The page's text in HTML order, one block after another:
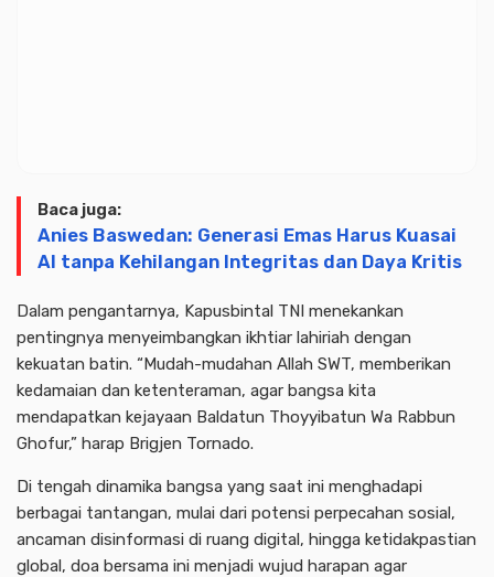
Baca juga:
Anies Baswedan: Generasi Emas Harus Kuasai
AI tanpa Kehilangan Integritas dan Daya Kritis
Dalam pengantarnya, Kapusbintal TNI menekankan
pentingnya menyeimbangkan ikhtiar lahiriah dengan
kekuatan batin. “Mudah-mudahan Allah SWT, memberikan
kedamaian dan ketenteraman, agar bangsa kita
mendapatkan kejayaan Baldatun Thoyyibatun Wa Rabbun
Ghofur,” harap Brigjen Tornado.
Di tengah dinamika bangsa yang saat ini menghadapi
berbagai tantangan, mulai dari potensi perpecahan sosial,
ancaman disinformasi di ruang digital, hingga ketidakpastian
global, doa bersama ini menjadi wujud harapan agar